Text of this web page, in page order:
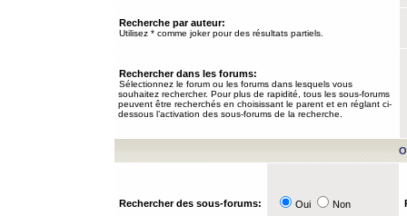
Recherche par auteur:
Utilisez * comme joker pour des résultats partiels.
Rechercher dans les forums:
Sélectionnez le forum ou les forums dans lesquels vous
souhaitez rechercher. Pour plus de rapidité, tous les sous-forums
peuvent être recherchés en choisissant le parent et en réglant ci-
dessous l’activation des sous-forums de la recherche.
Rechercher des sous-forums: Oui Non